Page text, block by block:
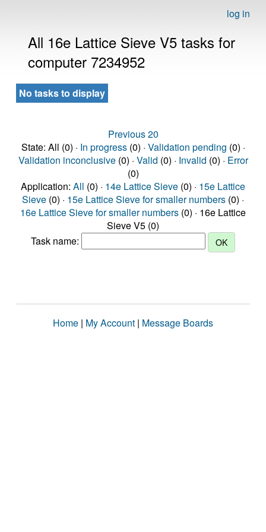
log in
All 16e Lattice Sieve V5 tasks for
computer 7234952
No tasks to display
Previous 20
State: All (0) · In progress(0) · Validation pending (0) ·
Validation inconclusive(0) · Valid (0) · Invalid (0) · Error
(0)
Application: All (0) · 14e Lattice Sieve (0) · 15e Lattice
Sieve (0) · 15e Lattice Sieve for smaller numbers (0) ·
16e Lattice Sieve for smaller numbers (0) · 16e Lattice
Sieve V5 (0)
Task name:
Home | My Account | Message Boards